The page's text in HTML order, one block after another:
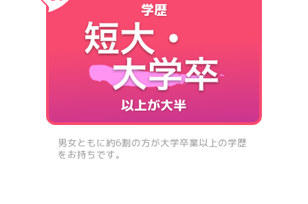
学歴
以上が大半
男女ともに約6割の方が大学卒業以上の学歴
をお持ちです。